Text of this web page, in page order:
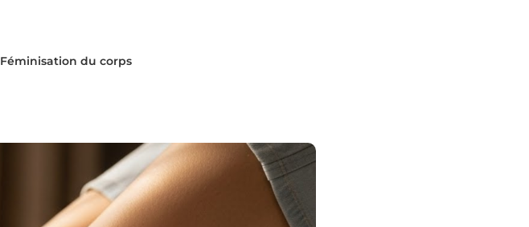
Féminisation du corps